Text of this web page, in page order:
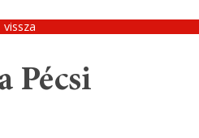
vissza
Pécsi